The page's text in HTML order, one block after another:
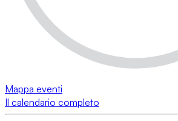
Mappa eventi
Il calendario completo